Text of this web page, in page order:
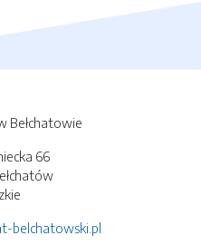
Bełchatowie
66
belchatowski.pl